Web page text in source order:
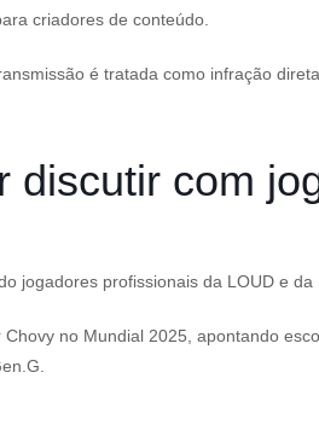
criadores de conteúdo.
é tratada como infração
com
jogadores profissionais da LOUD e da
no Mundial 2025, apontando